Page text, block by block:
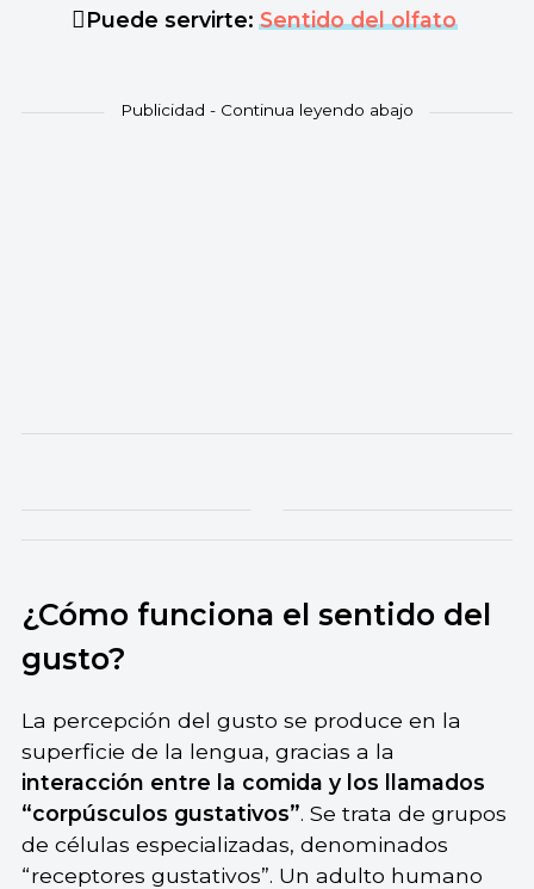
Puede servirte:Sentido del olfato
¿Cómo funciona el sentido del
gusto?
La percepción del gusto se produce en la
superficie de la lengua, gracias a la
interacción entre la comida y los llamados
“corpúsculos gustativos”. Se trata de grupos
de células especializadas, denominados
“receptores gustativos”. Un adulto humano